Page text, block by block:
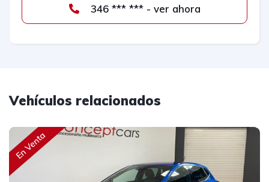
346 *** *** - ver ahora
Vehículos relacionados
En Venta